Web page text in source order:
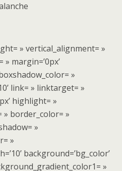
» vertical_alignment= »
margin=’0px’
»
link= » linktarget= »
highlight= »
border_color= »
»
»
background=’bg_color’
»